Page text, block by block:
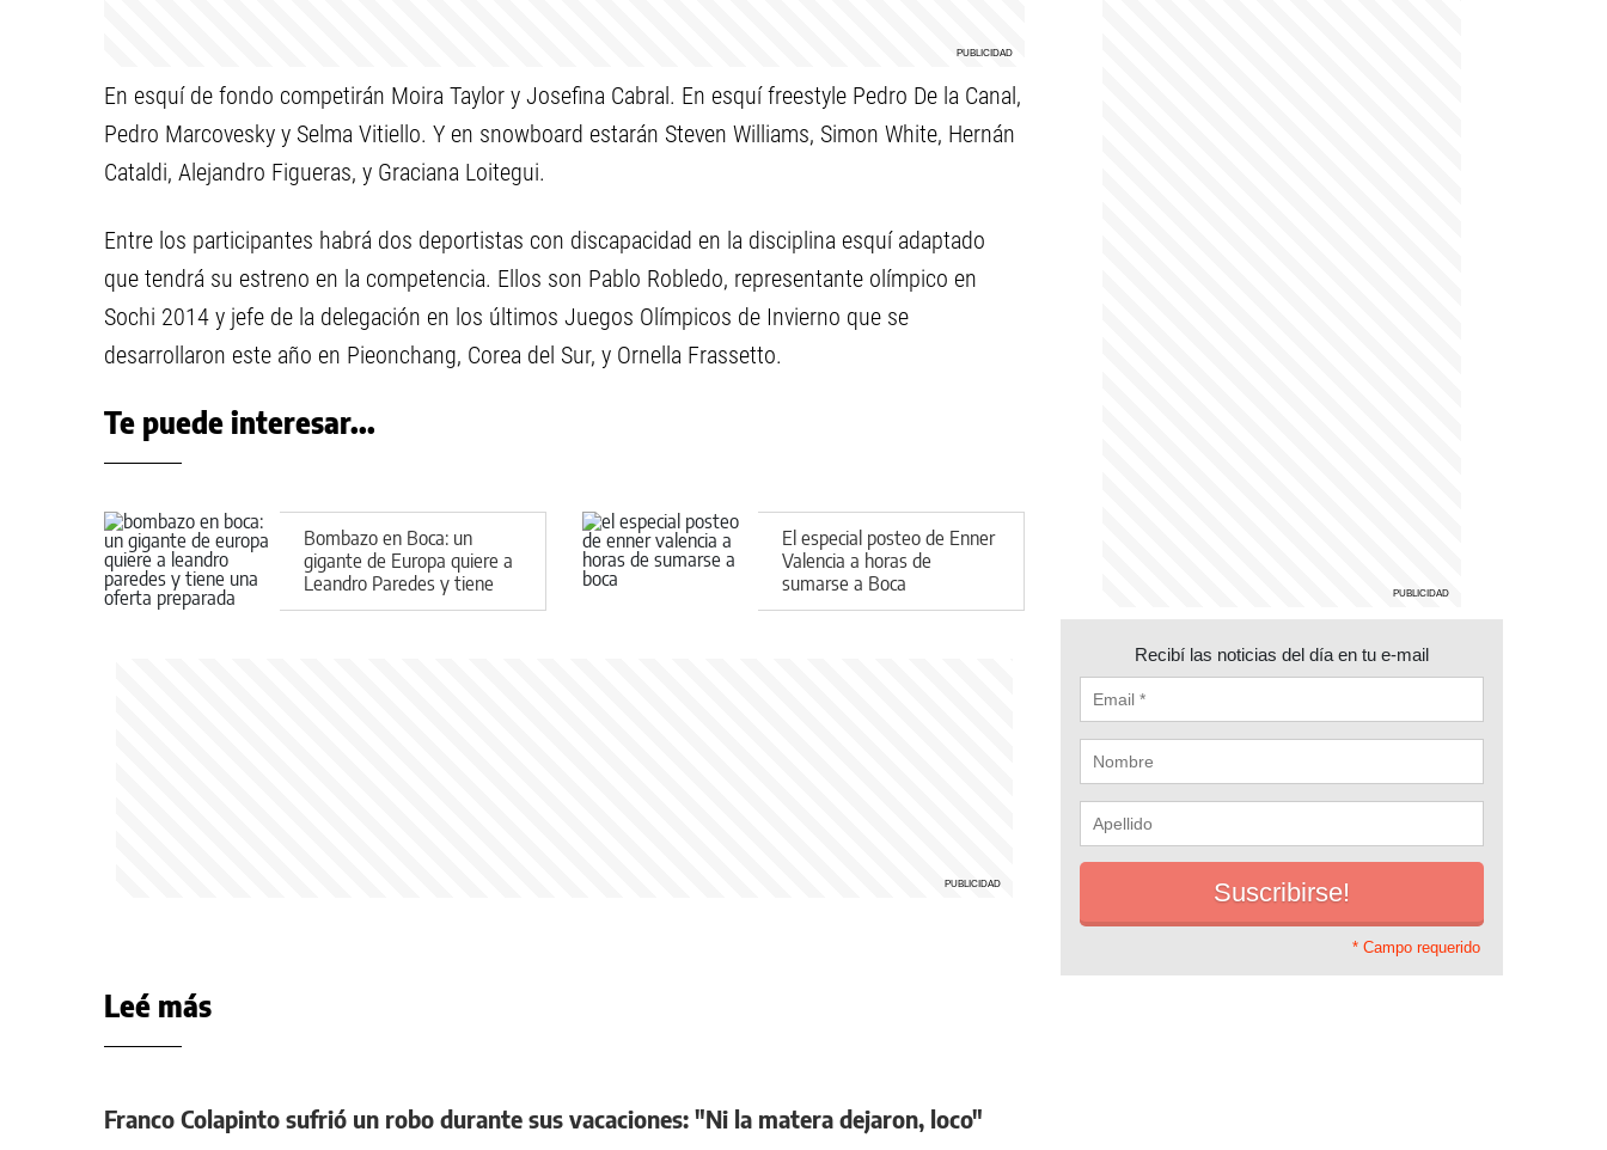
En esquí de fondo competirán Moira Taylor y Josefina Cabral. En esquí freestyle Pedro De la Canal,
Pedro Marcovesky y Selma Vitiello. Y en snowboard estarán Steven Williams, Simon White, Hernán
Cataldi, Alejandro Figueras, y Graciana Loitegui.
Entre los participantes habrá dos deportistas con discapacidad en la disciplina esquí adaptado
que tendrá su estreno en la competencia. Ellos son Pablo Robledo, representante olímpico en
Sochi 2014 y jefe de la delegación en los últimos Juegos Olímpicos de Invierno que se
desarrollaron este año en Pieonchang, Corea del Sur, y Ornella Frassetto.
Te puede interesar...
Bombazo en Boca: un
gigante de Europa quiere a
Leandro Paredes y tiene
una oferta preparada
El especial posteo de Enner
Valencia a horas de
sumarse a Boca
Recibí las noticias del día en tu e-mail
* Campo requerido
Leé más
Franco Colapinto sufrió un robo durante sus vacaciones: "Ni la matera dejaron, loco"